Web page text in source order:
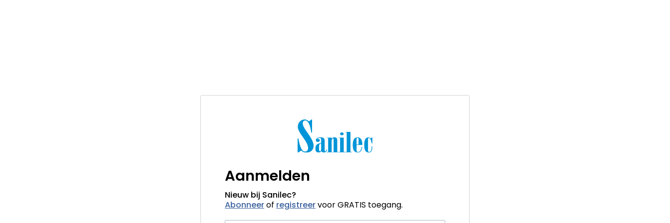
Aanmelden
Nieuw bij Sanilec?
Abonneerof registreervoor GRATIS toegang.